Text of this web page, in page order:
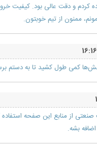
کردم و دقت عالی بود. کیفیت
ممنون از تیم خوبتون.
کمی طول کشید تا به دستم
صنعتی از منابع این صفحه
بشه.